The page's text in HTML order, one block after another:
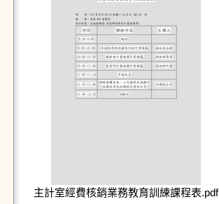
主計室經費核銷業務教育訓練課程表.pdf